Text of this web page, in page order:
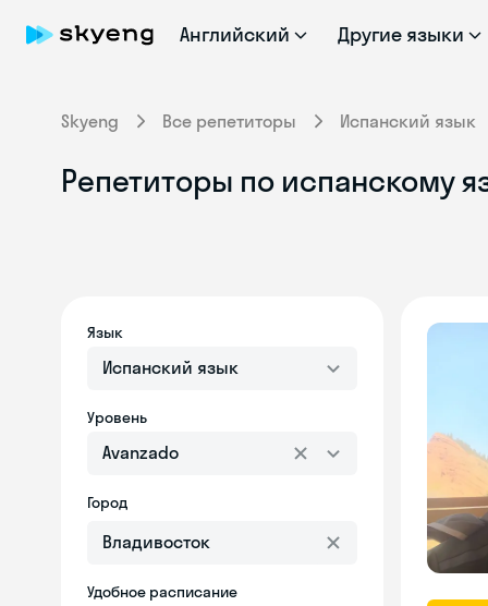
Английский Другие языки
Skyeng Все репетиторы Испанский язык
Репетиторы по испанскому
Язык
Испанский язык
Уровень
Avanzado
Город
Удобное расписание